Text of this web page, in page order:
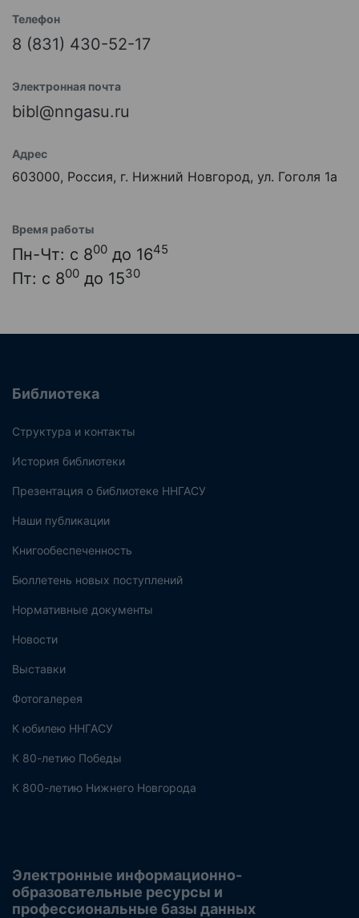
Телефон
8 (831) 430-52-17
Электронная почта
bibl@nngasu.ru
Адрес
603000, Россия, г. Нижний Новгород, ул. Гоголя 1а
Время работы
Пн-Чт: с 800 до 1645
Пт: с 800 до 1530
Библиотека
Структура и контакты
История библиотеки
Презентация о библиотеке ННГАСУ
Наши публикации
Книгообеспеченность
Бюллетень новых поступлений
Нормативные документы
Новости
Выставки
Фотогалерея
К юбилею ННГАСУ
К 80-летию Победы
К 800-летию Нижнего Новгорода
Электронные информационно-
образовательные ресурсы и
профессиональные базы данных